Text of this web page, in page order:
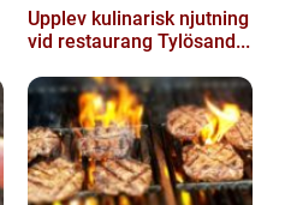
Upplev kulinarisk njutning
vid restaurang Tylösand...